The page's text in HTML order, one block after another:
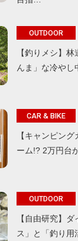
OUTDOOR
【釣りメシ】
んま」な冷やし
CAR & BIKE
【キャンピン
ーム!? 2万円台
OUTDOOR
【自由研究】
ス」と「釣り用